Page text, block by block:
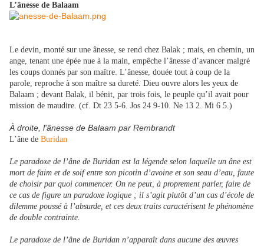
L’ânesse de Balaam
Le devin, monté sur une ânesse, se rend chez Balak ; mais, en chemin, un
ange, tenant une épée nue à la main, empêche l’ânesse d’avancer malgré
les coups donnés par son maître. L’ânesse, douée tout à coup de la
parole, reproche à son maître sa dureté. Dieu ouvre alors les yeux de
Balaam ; devant Balak, il bénit, par trois fois, le peuple qu’il avait pour
mission de maudire. (cf. Dt 23 5-6. Jos 24 9-10. Ne 13 2. Mi 6 5.)
À droite, l'ânesse de Balaam par Rembrandt
L’âne de Buridan
Le paradoxe de l’âne de Buridan est la légende selon laquelle un âne est
mort de faim et de soif entre son picotin d’avoine et son seau d’eau, faute
de choisir par quoi commencer. On ne peut, à proprement parler, faire de
ce cas de figure un paradoxe logique ; il s’agit plutôt d’un cas d’école de
dilemme poussé à l’absurde, et ces deux traits caractérisent le phénomène
de double contrainte.
Le paradoxe de l’âne de Buridan n’apparaît dans aucune des œuvres